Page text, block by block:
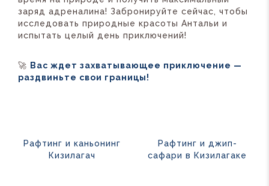
заряд адреналина! Забронируйте сейчас, чтобы
исследовать природные красоты Антальи и
испытать целый день приключений!
🚀 Вас ждет захватывающее приключение —
раздвиньте свои границы!
Рафтинг и каньонинг
Кизилагач
Рафтинг и джип-
сафари в Кизилагаке